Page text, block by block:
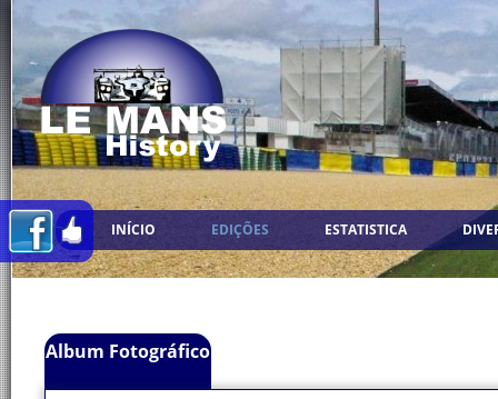
INÍCIO EDIÇÕES ESTATISTICA
Album Fotográfico